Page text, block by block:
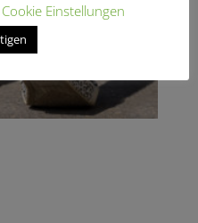
Cookie Einstellungen